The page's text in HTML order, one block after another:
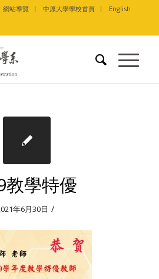
網站導覽 中原大學學校首頁 English
教學特優
年6月30日 /